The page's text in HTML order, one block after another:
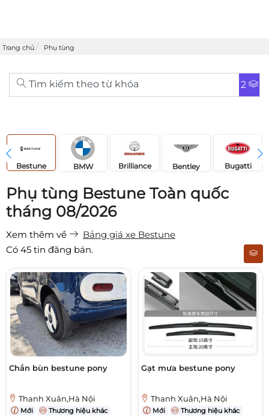
Trang chủ Phụ tùng
Tìm kiếm theo từ khóa 2
Bestune BMW Brilliance Bentley Bugatti
Phụ tùng Bestune Toàn quốc
tháng 08/2026
Xem thêm về
Bảng giá xe Bestune
Có 45 tin đăng bán.
Chắn bùn bestune pony
Thanh Xuân,Hà Nội
Mới Thương hiệu khác
Gạt mưa bestune pony
Thanh Xuân,Hà Nội
Mới Thương hiệu khác